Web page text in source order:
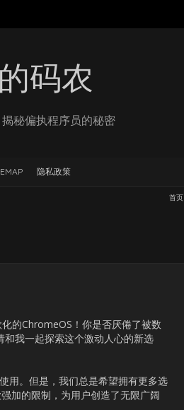
码农
秘偏执程序员的秘密
隐私政策
首页
的ChromeOS！你是否厌倦了被数
我一起探索这个激动人心的新选
用。但是，我们总是希望拥有更多选
加的限制，为用户创造了无限广阔